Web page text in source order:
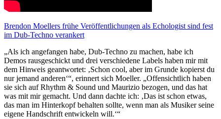
Brendon Moellers frühe Veröffentlichungen als Echologist sind fest
im Dub-Techno verankert
„Als ich angefangen habe, Dub-Techno zu machen, habe ich
Demos rausgeschickt und drei verschiedene Labels haben mir mit
dem Hinweis geantwortet: ‚Schon cool, aber im Grunde kopierst du
nur jemand anderen‘“, erinnert sich Moeller. „Offensichtlich haben
sie sich auf Rhythm & Sound und Maurizio bezogen, und das hat
was mit mir gemacht. Und dann dachte ich: ‚Das ist schon etwas,
das man im Hinterkopf behalten sollte, wenn man als Musiker seine
eigene Handschrift entwickeln will.‘“